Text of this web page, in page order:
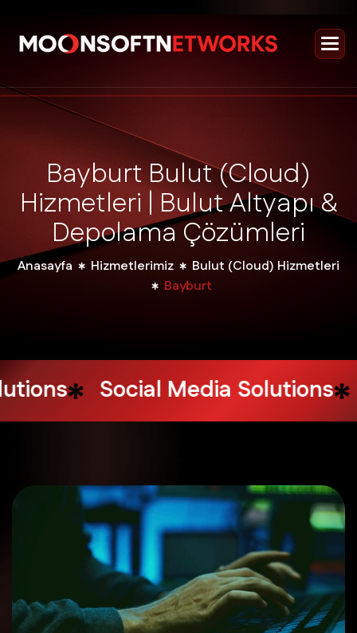
BayburtBulut(Cloud)
Hizmetleri | BulutAltyapı&
DepolamaÇözümleri
Anasayfa Hizmetlerimiz
Bulut (Cloud) Hizmetleri
Bayburt
Marketing Design